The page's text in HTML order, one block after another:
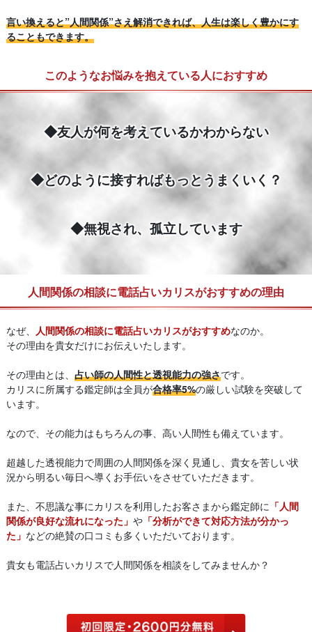
言い換えると”人間関係”さえ解消できれば、人生は楽しく豊かにす
ることもできます。
このようなお悩みを抱えている人におすすめ
◆友人が何を考えているかわからない
◆どのように接すればもっとうまくいく？
◆無視され、孤立しています
人間関係の相談に電話占いカリスがおすすめの理由
なぜ、 人間関係の相談に電話占いカリスがおすすめなのか。
その理由を貴女だけにお伝えいたします。
その理由とは、 占い師の人間性と透視能力の強さです。
カリスに所属する鑑定師は全員が合格率5%の厳しい試験を突破して
います。
なので、その能力はもちろんの事、高い人間性も備えています。
超越した透視能力で周囲の人間関係を深く見通し、貴女を苦しい状
況から明るい毎日へ導くお手伝いをさせていただきます。
また、不思議な事にカリスを利用したお客さまから鑑定師に 「人間
関係が良好な流れになった」 や「分析ができて対応方法が分かっ
た」 などの絶賛の口コミも多くいただいております。
貴女も電話占いカリスで人間関係を相談をしてみませんか？